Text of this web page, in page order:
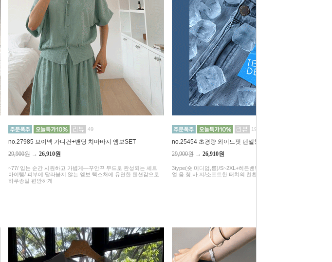
49
no.27985 브이넥 가디건+밴딩 치마바지 엠보SET
29,900원 → 26,910원
~77/ 입는 순간 시원하고 가볍게—꾸안꾸 무드로 완성되는 세트
아이템/ 피부에 달라붙지 않는 엠보 텍스처에 유연한 텐션감으로
하루종일 편안하게
193
no.25454 초경량 와이드핏 텐셀청바지(숏,미디엄,롱)
29,900원 → 26,910원
3type(숏,미디엄,롱)/S~2XL+히든밴딩/역대금 무더위를 날려버릴
얼.음.청.바.지/소프트한 터치의 친환경 천연소재